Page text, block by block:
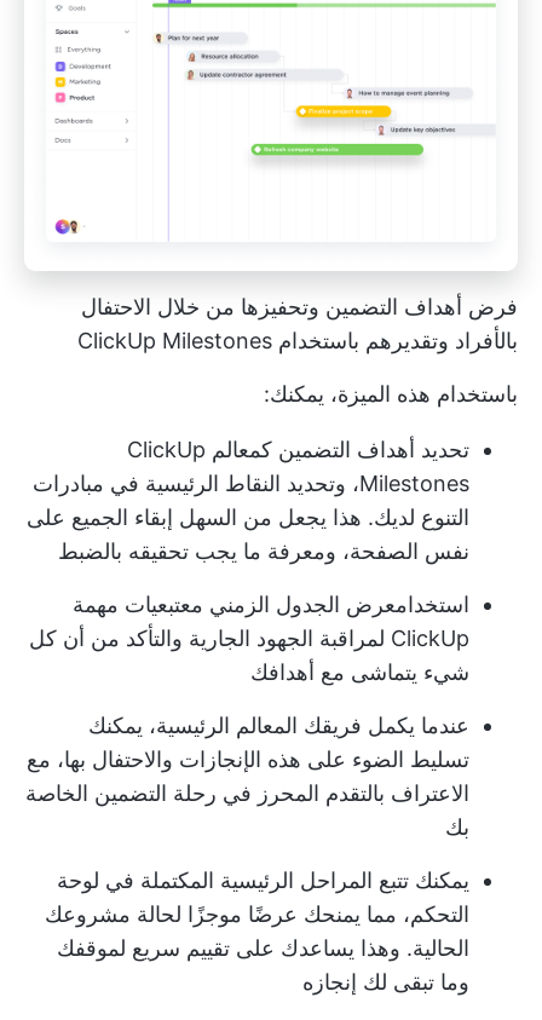
فرض أهداف التضمين وتحفيزها من خلال الاحتفال
بالأفراد وتقديرهم باستخدام ClickUp Milestones
باستخدام هذه الميزة، يمكنك:
تحديد أهداف التضمين كمعالم ClickUp
Milestones، وتحديد النقاط الرئيسية في مبادرات
التنوع لديك. هذا يجعل من السهل إبقاء الجميع على
نفس الصفحة، ومعرفة ما يجب تحقيقه بالضبط
استخدامعرض الجدول الزمني معتبعيات مهمة
ClickUp لمراقبة الجهود الجارية والتأكد من أن كل
شيء يتماشى مع أهدافك
عندما يكمل فريقك المعالم الرئيسية، يمكنك
تسليط الضوء على هذه الإنجازات والاحتفال بها، مع
الاعتراف بالتقدم المحرز في رحلة التضمين الخاصة
بك
يمكنك تتبع المراحل الرئيسية المكتملة في لوحة
التحكم، مما يمنحك عرضًا موجزًا لحالة مشروعك
الحالية. وهذا يساعدك على تقييم سريع لموقفك
وما تبقى لك إنجازه